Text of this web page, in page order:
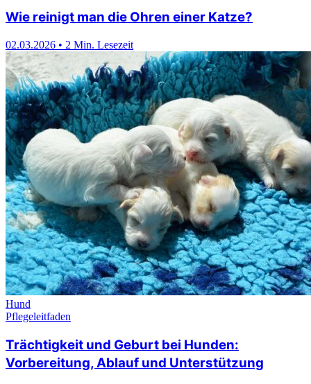
Wie reinigt man die Ohren einer Katze?
02.03.2026 • 2 Min. Lesezeit
Hund
Pflegeleitfaden
Trächtigkeit und Geburt bei Hunden:
Vorbereitung, Ablauf und Unterstützung